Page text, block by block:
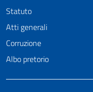
Statuto
Atti generali
Corruzione
Albo pretorio